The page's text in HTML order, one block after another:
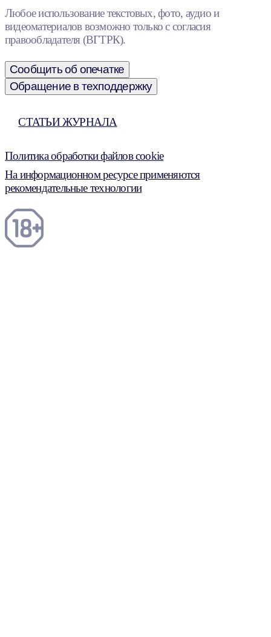
Любое использование текстовых, фото, аудио и
видеоматериалов возможно только с согласия
правообладателя (ВГТРК).
Сообщить об опечатке
Обращение в техподдержку
СТАТЬИ ЖУРНАЛА
Политика обработки файлов cookie
На информационном ресурсе применяются
рекомендательные технологии